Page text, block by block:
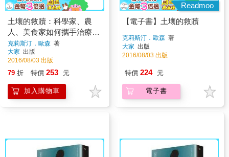
土壤的救贖：科學家、農
人、美食家如何攜手治療土
壤、拯救地球
克莉斯汀．歐森 著
大家 出版
2016/08/03 出版
79 折 特價 253 元
加入購物車
Readmoo
【電子書】土壤的救贖
克莉斯汀．歐森 著
大家 出版
2016/08/03 出版
特價 224 元
電子書